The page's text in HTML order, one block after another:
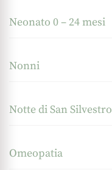
Neonato 0 – 24 mesi
Nonni
Notte di San Silvestro
Omeopatia